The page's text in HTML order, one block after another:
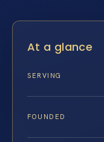
At a glance
SERVING
FOUNDED